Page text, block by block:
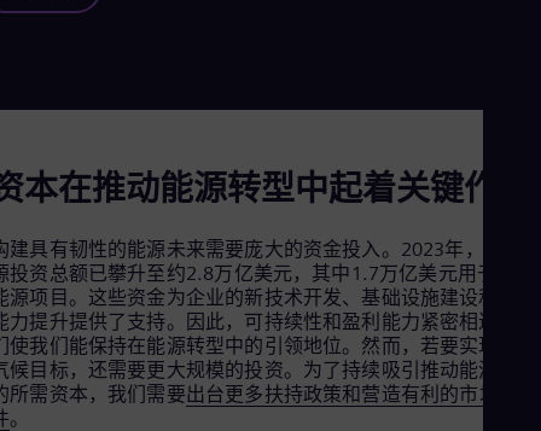
本在推动能源转型中起着关键作用
建具有韧性的能源未来需要庞大的资金投入。2023年，全球
投资总额已攀升至约2.8万亿美元，其中1.7万亿美元用于清洁
源项目。这些资金为企业的新技术开发、基础设施建设和制造
力提升提供了支持。因此，可持续性和盈利能力紧密相连，它
使我们能保持在能源转型中的引领地位。然而，若要实现全球
候目标，还需要更大规模的投资。为了持续吸引推动能源转型
所需资本，我们需要出台更多扶持政策和营造有利的市场条
。